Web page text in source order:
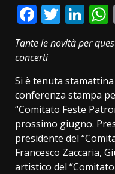
Tante le novità per
concerti
Si è tenuta
conferenza stampa
“Comitato Feste
prossimo giugno.
presidente del
Francesco Zaccaria,
artistico del